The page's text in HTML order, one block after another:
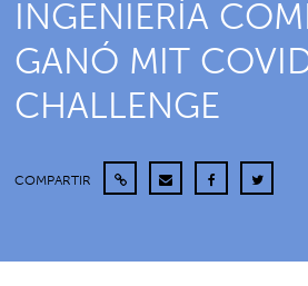
INGENIERÍA
GANÓ MIT
CHALLENGE
COMPARTIR